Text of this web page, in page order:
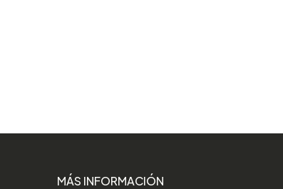
MÁS INFORMACIÓN